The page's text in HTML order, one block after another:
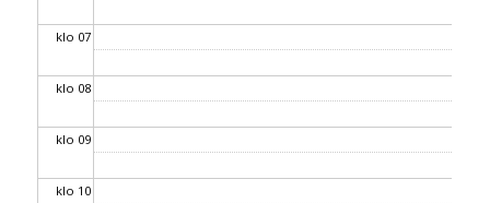
klo 07
klo 08
klo 09
klo 10